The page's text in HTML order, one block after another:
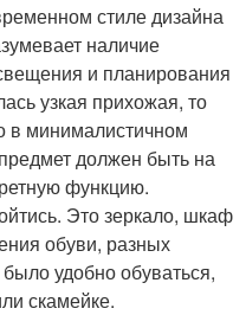
стиле дизайна
наличие
и планирования
узкая прихожая, то
в минималистичном
должен быть на
функцию.
Это зеркало, шкаф
обуви, разных
удобно обуваться,
скамейке.